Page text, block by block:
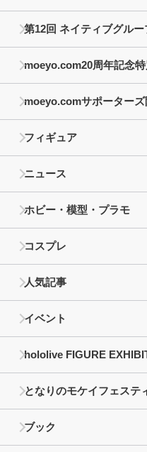
第12回 ネイティブグルー
moeyo.com20周年記念
moeyo.comサポーター
フィギュア
ニュース
ホビー・模型・プラモ
コスプレ
人気記事
イベント
hololive FIGURE
となりのモケイフェステ
ブック